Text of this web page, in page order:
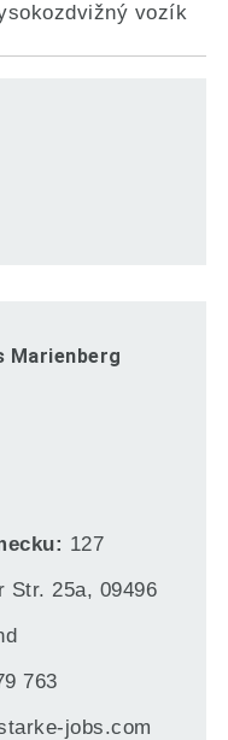
vozík
Marienberg
127
Str. 25a, 09496
763
jobs.com